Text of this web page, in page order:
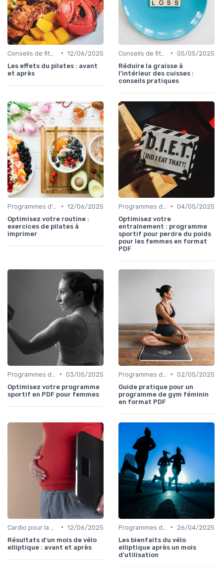
• 12/06/2025
Les effets du pilates : avant
et après
• 05/05/2025
Réduire la graisse à
l'intérieur des cuisses :
conseils pratiques
• 12/06/2025
Optimisez votre routine :
exercices de pilates à
imprimer
• 04/05/2025
Optimisez votre
entraînement : programme
sportif pour perdre du poids
pour les femmes en format
PDF
• 03/05/2025
Optimisez votre programme
sportif en PDF pour femmes
• 02/05/2025
Guide pratique pour un
programme de gym féminin
en format PDF
• 12/06/2025
Résultats d'un mois de vélo
elliptique : avant et après
•
26/04/2025
Les bienfaits du vélo
elliptique après un mois
d'utilisation